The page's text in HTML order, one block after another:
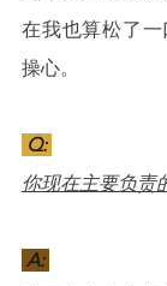
在我也算松了
操心。
Q:
你现在主要负责
A: